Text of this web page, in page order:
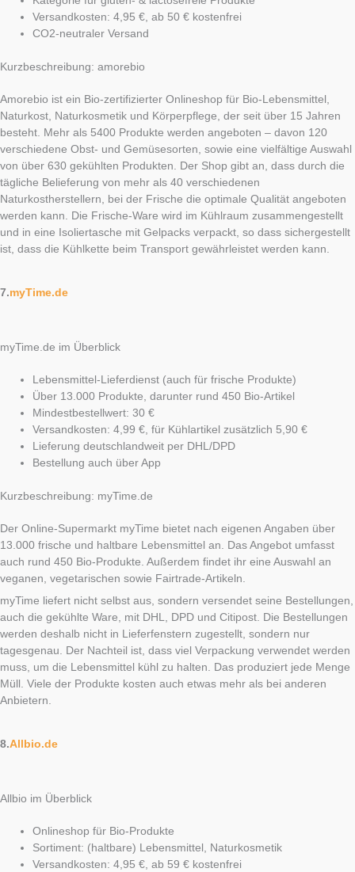
Versandkosten: 4,95 €, ab 50 € kostenfrei
CO2-neutraler Versand
Kurzbeschreibung: amorebio
Amorebio ist ein Bio-zertifizierter Onlineshop für Bio-Lebensmittel,
Naturkost, Naturkosmetik und Körperpflege, der seit über 15 Jahren
besteht. Mehr als 5400 Produkte werden angeboten – davon 120
verschiedene Obst- und Gemüsesorten, sowie eine vielfältige Auswahl
von über 630 gekühlten Produkten. Der Shop gibt an, dass durch die
tägliche Belieferung von mehr als 40 verschiedenen
Naturkostherstellern, bei der Frische die optimale Qualität angeboten
werden kann. Die Frische-Ware wird im Kühlraum zusammengestellt
und in eine Isoliertasche mit Gelpacks verpackt, so dass sichergestellt
ist, dass die Kühlkette beim Transport gewährleistet werden kann.
7.myTime.de
myTime.de im Überblick
Lebensmittel-Lieferdienst (auch für frische Produkte)
Über 13.000 Produkte, darunter rund 450 Bio-Artikel
Mindestbestellwert: 30 €
Versandkosten: 4,99 €, für Kühlartikel zusätzlich 5,90 €
Lieferung deutschlandweit per DHL/DPD
Bestellung auch über App
Kurzbeschreibung: myTime.de
Der Online-Supermarkt myTime bietet nach eigenen Angaben über
13.000 frische und haltbare Lebensmittel an. Das Angebot umfasst
auch rund 450 Bio-Produkte. Außerdem findet ihr eine Auswahl an
veganen, vegetarischen sowie Fairtrade-Artikeln.
myTime liefert nicht selbst aus, sondern versendet seine Bestellungen,
auch die gekühlte Ware, mit DHL, DPD und Citipost. Die Bestellungen
werden deshalb nicht in Lieferfenstern zugestellt, sondern nur
tagesgenau. Der Nachteil ist, dass viel Verpackung verwendet werden
muss, um die Lebensmittel kühl zu halten. Das produziert jede Menge
Müll. Viele der Produkte kosten auch etwas mehr als bei anderen
Anbietern.
8.Allbio.de
Allbio im Überblick
Onlineshop für Bio-Produkte
Sortiment: (haltbare) Lebensmittel, Naturkosmetik
Versandkosten: 4,95 €, ab 59 € kostenfrei